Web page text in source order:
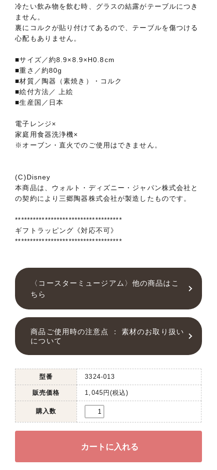
冷たい飲み物を飲む時、グラスの結露がテーブルにつき
ません。
裏にコルクが貼り付けてあるので、テーブルを傷つける
心配もありません。
■サイズ／約8.9×8.9×H0.8cm
■重さ／約80g
■材質／陶器（素焼き）・コルク
■絵付方法／ 上絵
■生産国／日本
電子レンジ×
家庭用食器洗浄機×
※オーブン・直火でのご使用はできません。
(C)Disney
本商品は、ウォルト・ディズニー・ジャパン株式会社と
の契約により三郷陶器株式会社が製造したものです。
************************************
ギフトラッピング《対応不可》
************************************
〈コースターミュージアム〉他の商品はこ
ちら
商品ご使用時の注意点 ： 素材のお取り扱い
について
型番 3324-013
販売価格 1,045円(税込)
購入数